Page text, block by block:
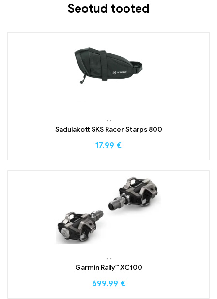
Seotud tooted
, ,
Sadulakott SKS Racer Starps 800
17.99 €
, ,
Garmin Rally™ XC100
699.99 €